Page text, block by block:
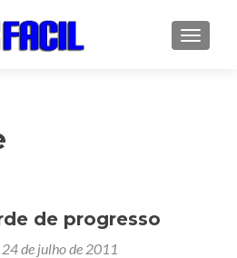
de progresso
de julho de 2011